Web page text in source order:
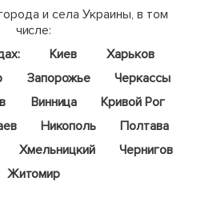
и села Украины, в том
числе:
Киев
Харьков
Запорожье
Черкассы
Винница
Кривой Рог
Никополь
Полтава
Хмельницкий
Чернигов
Житомир